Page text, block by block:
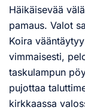
Häikäisevää
pamaus. Valot
Koira
vimmaisesti,
taskulampun
pujottaa
kirkkaassa